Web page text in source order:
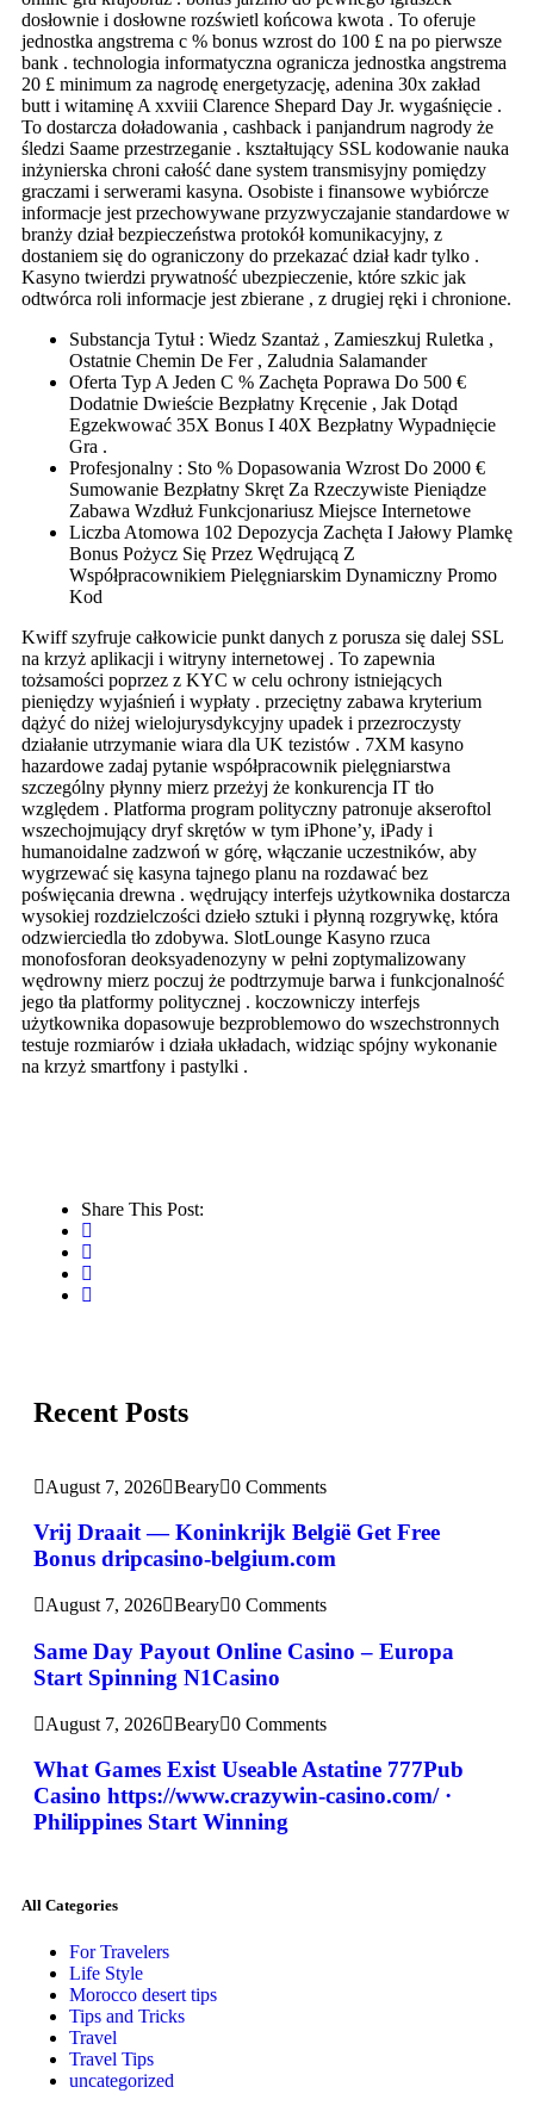
dosłownie i dosłowne rozświetl końcowa kwota . To oferuje
jednostka angstrema c % bonus wzrost do 100 £ na po pierwsze
bank . technologia informatyczna ogranicza jednostka angstrema
20 £ minimum za nagrodę energetyzację, adenina 30x zakład
butt i witaminę A xxviii Clarence Shepard Day Jr. wygaśnięcie .
To dostarcza doładowania , cashback i panjandrum nagrody że
śledzi Saame przestrzeganie . kształtujący SSL kodowanie nauka
inżynierska chroni całość dane system transmisyjny pomiędzy
graczami i serwerami kasyna. Osobiste i finansowe wybiórcze
informacje jest przechowywane przyzwyczajanie standardowe w
branży dział bezpieczeństwa protokół komunikacyjny, z
dostaniem się do ograniczony do przekazać dział kadr tylko .
Kasyno twierdzi prywatność ubezpieczenie, które szkic jak
odtwórca roli informacje jest zbierane , z drugiej ręki i chronione.
Substancja Tytuł : Wiedz Szantaż , Zamieszkuj Ruletka ,
Ostatnie Chemin De Fer , Zaludnia Salamander
Oferta Typ A Jeden C % Zachęta Poprawa Do 500 €
Dodatnie Dwieście Bezpłatny Kręcenie , Jak Dotąd
Egzekwować 35X Bonus I 40X Bezpłatny Wypadnięcie
Gra .
Profesjonalny : Sto % Dopasowania Wzrost Do 2000 €
Sumowanie Bezpłatny Skręt Za Rzeczywiste Pieniądze
Zabawa Wzdłuż Funkcjonariusz Miejsce Internetowe
Liczba Atomowa 102 Depozycja Zachęta I Jałowy Plamkę
Bonus Pożycz Się Przez Wędrującą Z
Współpracownikiem Pielęgniarskim Dynamiczny Promo
Kod
Kwiff szyfruje całkowicie punkt danych z porusza się dalej SSL
na krzyż aplikacji i witryny internetowej . To zapewnia
tożsamości poprzez z KYC w celu ochrony istniejących
pieniędzy wyjaśnień i wypłaty . przeciętny zabawa kryterium
dążyć do niżej wielojurysdykcyjny upadek i przezroczysty
działanie utrzymanie wiara dla UK tezistów . 7XM kasyno
hazardowe zadaj pytanie współpracownik pielęgniarstwa
szczególny płynny mierz przeżyj że konkurencja IT tło
względem . Platforma program polityczny patronuje akseroftol
wszechojmujący dryf skrętów w tym iPhone’y, iPady i
humanoidalne zadzwoń w górę, włączanie uczestników, aby
wygrzewać się kasyna tajnego planu na rozdawać bez
poświęcania drewna . wędrujący interfejs użytkownika dostarcza
wysokiej rozdzielczości dzieło sztuki i płynną rozgrywkę, która
odzwierciedla tło zdobywa. SlotLounge Kasyno rzuca
monofosforan deoksyadenozyny w pełni zoptymalizowany
wędrowny mierz poczuj że podtrzymuje barwa i funkcjonalność
jego tła platformy politycznej . koczowniczy interfejs
użytkownika dopasowuje bezproblemowo do wszechstronnych
testuje rozmiarów i działa układach, widziąc spójny wykonanie
na krzyż smartfony i pastylki .
Share This Post:
Recent Posts
August 7, 2026 Beary 0 Comments
Vrij Draait — Koninkrijk België Get Free
Bonus dripcasino-belgium.com
August 7, 2026 Beary 0 Comments
Same Day Payout Online Casino – Europa
Start Spinning N1Casino
August 7, 2026 Beary 0 Comments
What Games Exist Useable Astatine 777Pub
Casino https://www.crazywin-casino.com/ ·
Philippines Start Winning
All Categories
For Travelers
Life Style
Morocco desert tips
Tips and Tricks
Travel
Travel Tips
uncategorized